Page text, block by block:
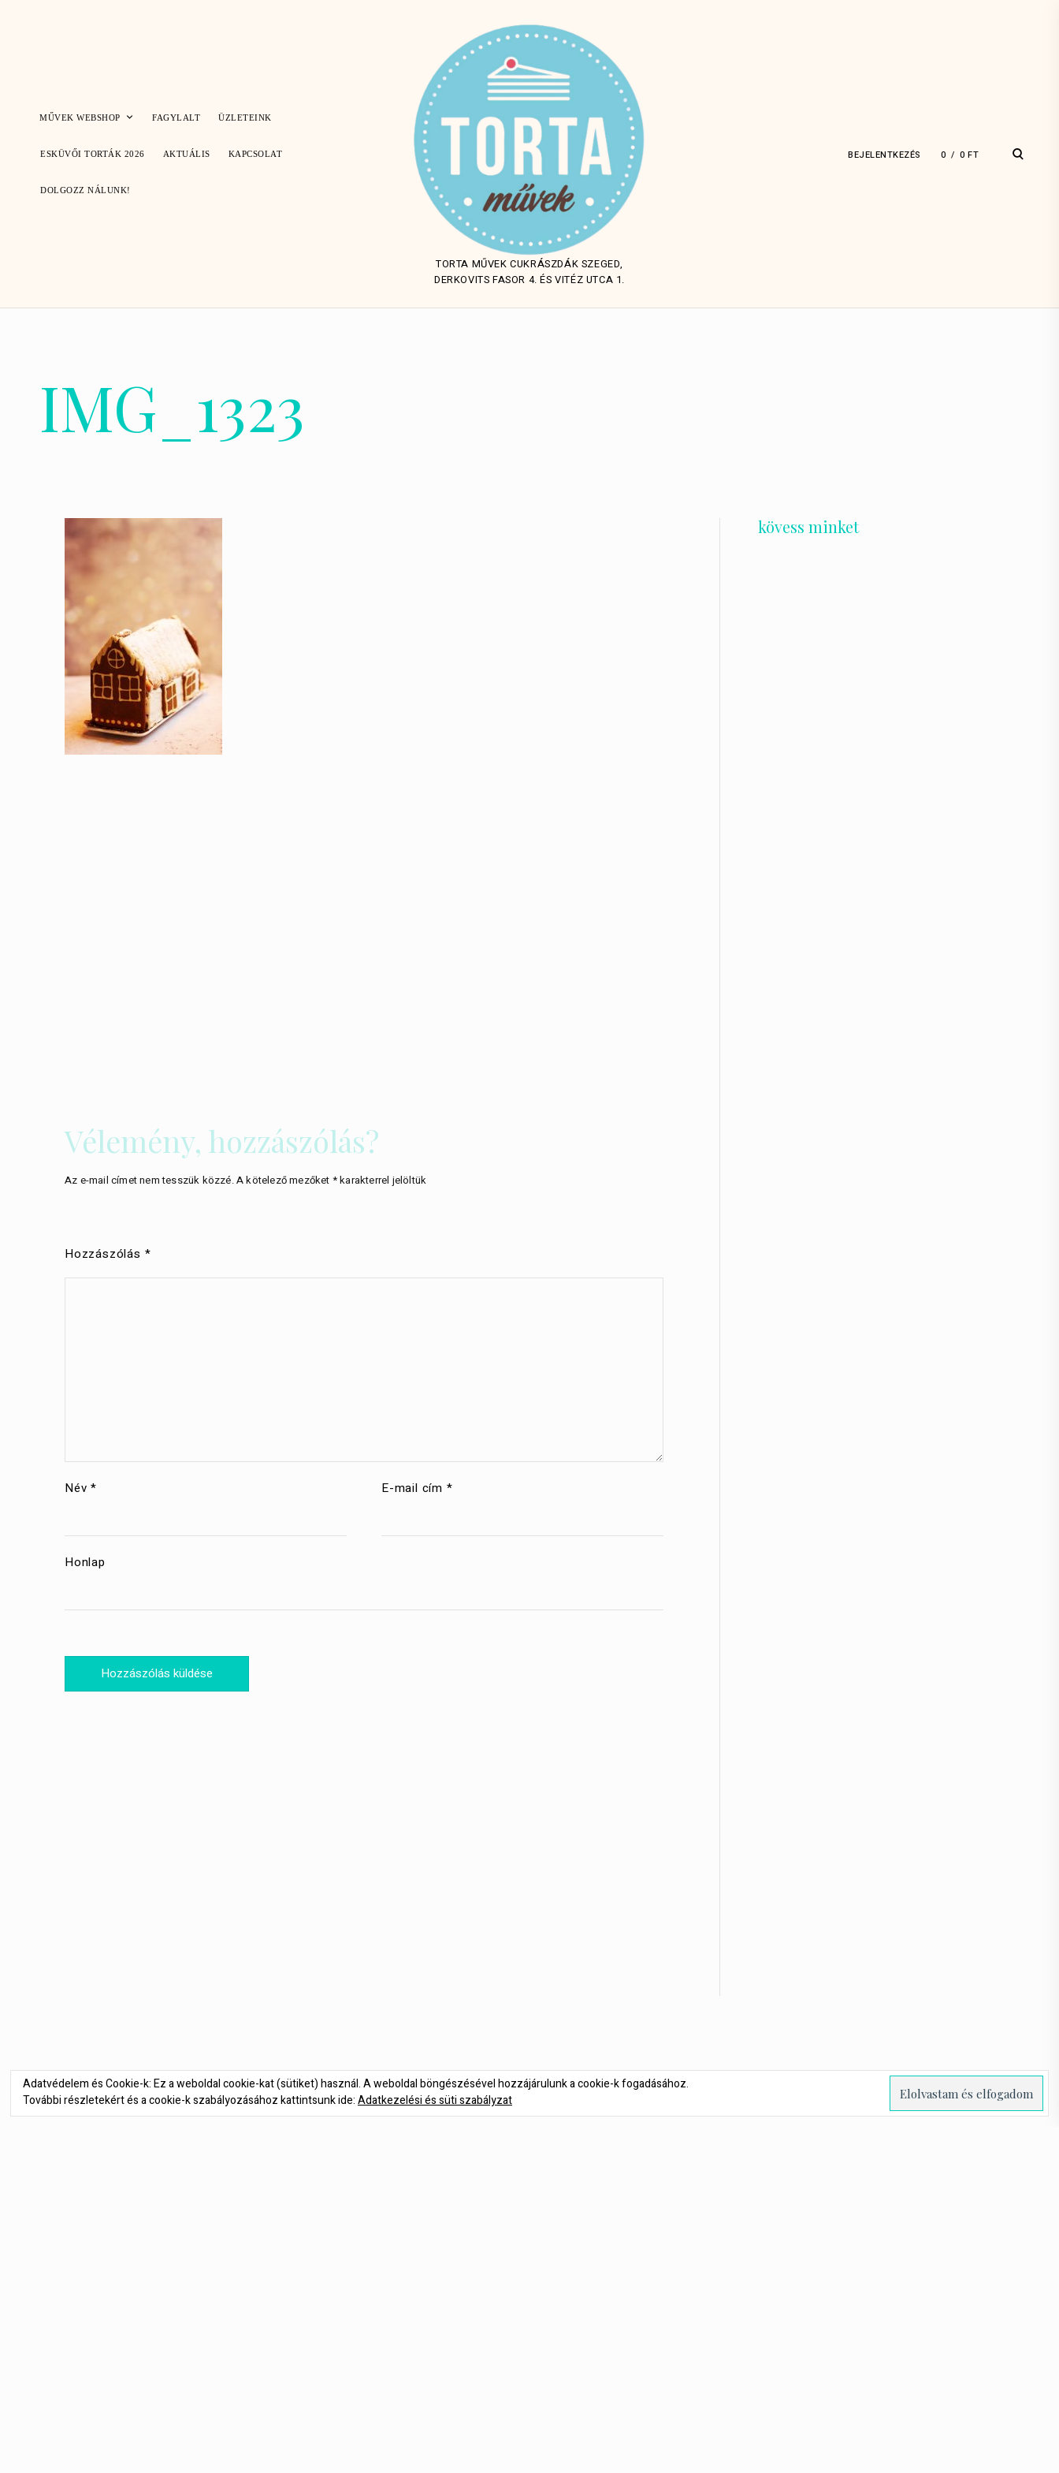
MŰVEK WEBSHOP FAGYLALT ÜZLETEINK
ESKÜVŐI TORTÁK 2026 AKTUÁLIS KAPCSOLAT
DOLGOZZ NÁLUNK!
TORTA MŰVEK CUKRÁSZDÁK SZEGED,
DERKOVITS FASOR 4. ÉS VITÉZ UTCA 1.
BEJELENTKEZÉS 0 0 FT
open
IMG_1323
Vélemény, hozzászólás?
Az e-mail címet nem tesszük közzé.A kötelező mezőket *karakterrel jelöltük
Hozzászólás *
Név* E-mail cím *
Honlap
kövess minket
navigáció
Adatvédelem és Cookie-k: Ez a weboldal cookie-kat (sütiket) használ. A weboldal böngészésével hozzájárulunk a cookie-k fogadásához.
További részletekért és a cookie-k szabályozásához kattintsunk ide:Adatkezelési és süti szabályzat